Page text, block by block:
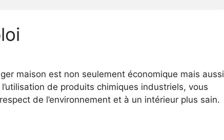
maison est non seulement économique mais aussi
de produits chimiques industriels, vous
de l’environnement et à un intérieur plus sain.